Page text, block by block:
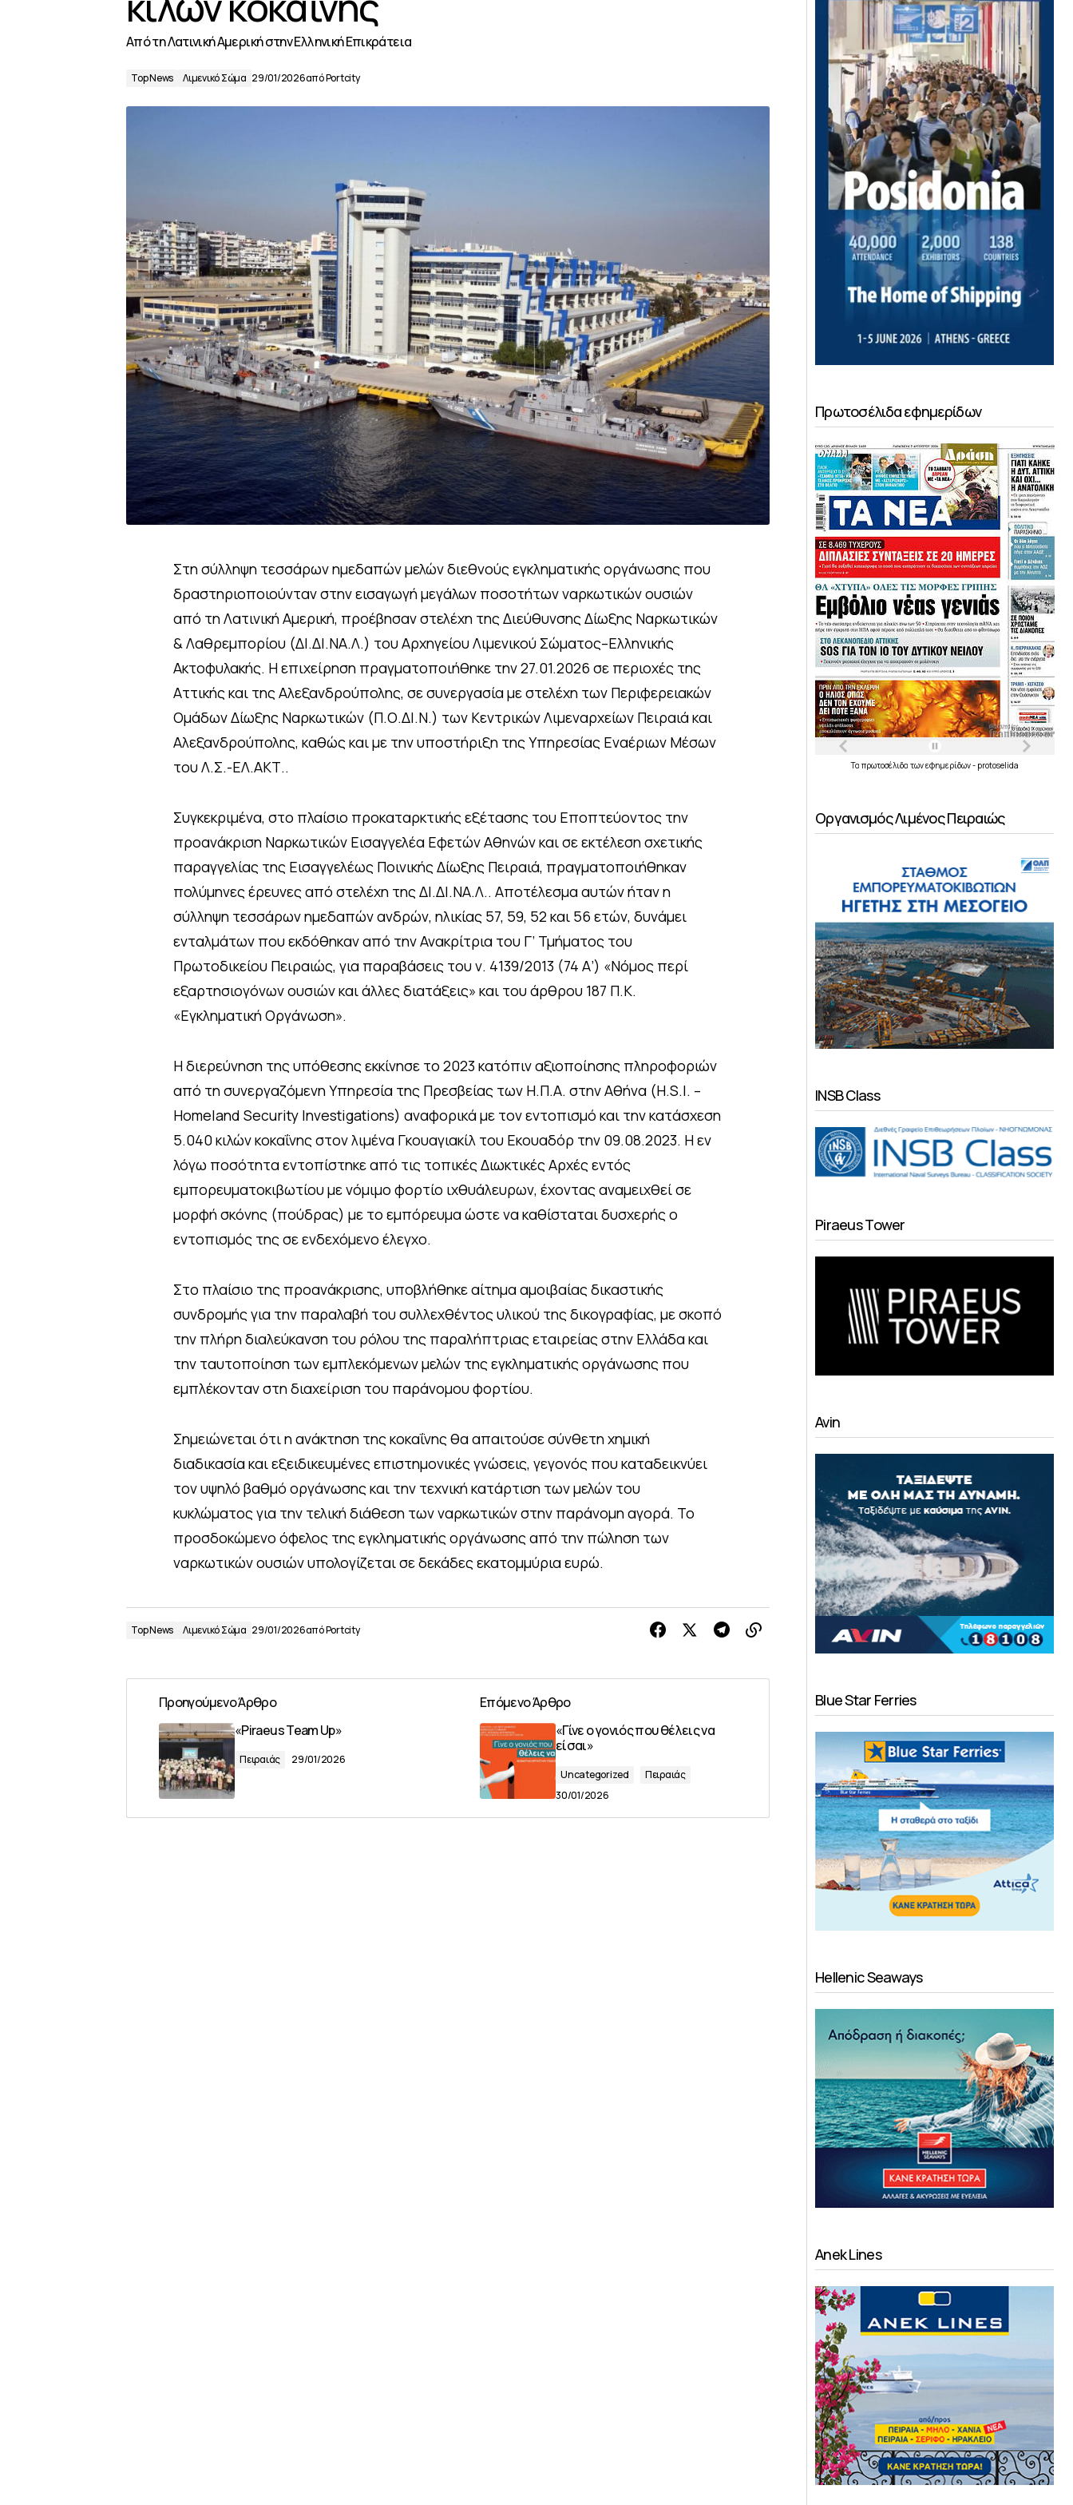
Aπό τη Λατινική Αμερική στην Ελληνική Επικράτεια
Top News Λιμενικό Σώμα 29/01/2026απόPortcity
Στη σύλληψη τεσσάρων ημεδαπών μελών διεθνούς εγκληματικής οργάνωσης που
δραστηριοποιούνταν στην εισαγωγή μεγάλων ποσοτήτων ναρκωτικών ουσιών
από τη Λατινική Αμερική, προέβησαν στελέχη της Διεύθυνσης Δίωξης Ναρκωτικών
& Λαθρεμπορίου (ΔΙ.ΔΙ.ΝΑ.Λ.) του Αρχηγείου Λιμενικού Σώματος–Ελληνικής
Ακτοφυλακής. Η επιχείρηση πραγματοποιήθηκε την 27.01.2026 σε περιοχές της
Αττικής και της Αλεξανδρούπολης, σε συνεργασία με στελέχη των Περιφερειακών
Ομάδων Δίωξης Ναρκωτικών (Π.Ο.ΔΙ.Ν.) των Κεντρικών Λιμεναρχείων Πειραιά και
Αλεξανδρούπολης, καθώς και με την υποστήριξη της Υπηρεσίας Εναέριων Μέσων
του Λ.Σ.-ΕΛ.ΑΚΤ..
Συγκεκριμένα, στο πλαίσιο προκαταρκτικής εξέτασης του Εποπτεύοντος την
προανάκριση Ναρκωτικών Εισαγγελέα Εφετών Αθηνών και σε εκτέλεση σχετικής
παραγγελίας της Εισαγγελέως Ποινικής Δίωξης Πειραιά, πραγματοποιήθηκαν
πολύμηνες έρευνες από στελέχη της ΔΙ.ΔΙ.ΝΑ.Λ.. Αποτέλεσμα αυτών ήταν η
σύλληψη τεσσάρων ημεδαπών ανδρών, ηλικίας 57, 59, 52 και 56 ετών, δυνάμει
ενταλμάτων που εκδόθηκαν από την Ανακρίτρια του Γ’ Τμήματος του
Πρωτοδικείου Πειραιώς, για παραβάσεις του ν. 4139/2013 (74 Α’) «Νόμος περί
εξαρτησιογόνων ουσιών και άλλες διατάξεις» και του άρθρου 187 Π.Κ.
«Εγκληματική Οργάνωση».
Η διερεύνηση της υπόθεσης εκκίνησε το 2023 κατόπιν αξιοποίησης πληροφοριών
από τη συνεργαζόμενη Υπηρεσία της Πρεσβείας των Η.Π.Α. στην Αθήνα (H.S.I. –
Homeland Security Investigations) αναφορικά με τον εντοπισμό και την κατάσχεση
5.040 κιλών κοκαΐνης στον λιμένα Γκουαγιακίλ του Εκουαδόρ την 09.08.2023. Η εν
λόγω ποσότητα εντοπίστηκε από τις τοπικές Διωκτικές Αρχές εντός
εμπορευματοκιβωτίου με νόμιμο φορτίο ιχθυάλευρων, έχοντας αναμειχθεί σε
μορφή σκόνης (πούδρας) με το εμπόρευμα ώστε να καθίσταται δυσχερής ο
εντοπισμός της σε ενδεχόμενο έλεγχο.
Στο πλαίσιο της προανάκρισης, υποβλήθηκε αίτημα αμοιβαίας δικαστικής
συνδρομής για την παραλαβή του συλλεχθέντος υλικού της δικογραφίας, με σκοπό
την πλήρη διαλεύκανση του ρόλου της παραλήπτριας εταιρείας στην Ελλάδα και
την ταυτοποίηση των εμπλεκόμενων μελών της εγκληματικής οργάνωσης που
εμπλέκονταν στη διαχείριση του παράνομου φορτίου.
Σημειώνεται ότι η ανάκτηση της κοκαΐνης θα απαιτούσε σύνθετη χημική
διαδικασία και εξειδικευμένες επιστημονικές γνώσεις, γεγονός που καταδεικνύει
τον υψηλό βαθμό οργάνωσης και την τεχνική κατάρτιση των μελών του
κυκλώματος για την τελική διάθεση των ναρκωτικών στην παράνομη αγορά. Το
προσδοκώμενο όφελος της εγκληματικής οργάνωσης από την πώληση των
ναρκωτικών ουσιών υπολογίζεται σε δεκάδες εκατομμύρια ευρώ.
Top News Λιμενικό Σώμα 29/01/2026απόPortcity
Προηγούμενο Άρθρο
«Piraeus Team Up»
Πειραιάς 29/01/2026
Επόμενο Άρθρο
«Γίνε ο γονιός που θέλεις να
είσαι»
Uncategorized
Πειραιάς
30/01/2026
Πρωτοσέλιδα εφημερίδων
Τα πρωτοσέλιδα τωνεφημερίδων- protoselida
Οργανισμός Λιμένος Πειραιώς
INSB Class
Piraeus Tower
Avin
Blue Star Ferries
Hellenic Seaways
Anek Lines